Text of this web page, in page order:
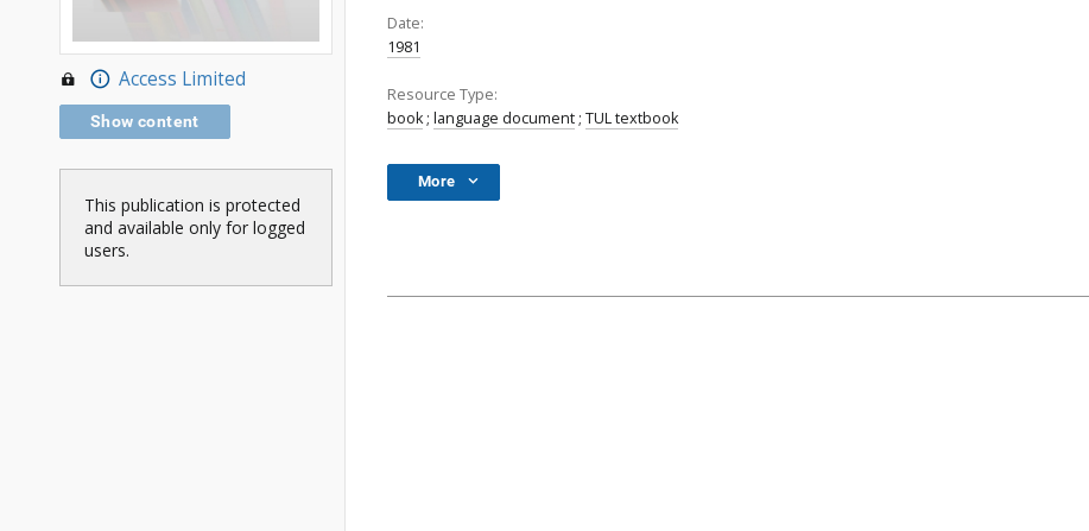
Access Limited
Show content
This publication is protected
and available only for logged
users.
Date:
1981
Resource Type:
book; language document ; TUL textbook
More